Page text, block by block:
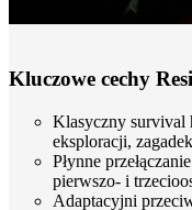
Kluczowe cechy
Klasyczny survival
eksploracji,
Płynne
pierwszo- i
Adaptacyjni